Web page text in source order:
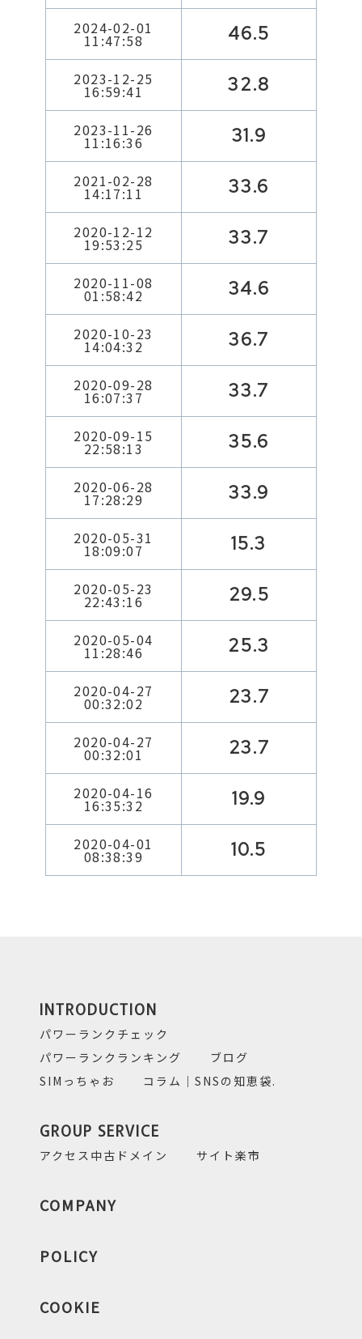
2024-02-01
11:47:58 46.5
2023-12-25
16:59:41 32.8
2023-11-26
11:16:36 31.9
2021-02-28
14:17:11 33.6
2020-12-12
19:53:25 33.7
2020-11-08
01:58:42 34.6
2020-10-23
14:04:32 36.7
2020-09-28
16:07:37 33.7
2020-09-15
22:58:13 35.6
2020-06-28
17:28:29 33.9
2020-05-31
18:09:07 15.3
2020-05-23
22:43:16 29.5
2020-05-04
11:28:46 25.3
2020-04-27
00:32:02 23.7
2020-04-27
00:32:01 23.7
2020-04-16
16:35:32 19.9
2020-04-01
08:38:39 10.5
INTRODUCTION
パワーランクチェック
パワーランクランキング
ブログ
SIMっちゃお
コラム｜SNSの知恵袋.
GROUP SERVICE
アクセス中古ドメイン サイト楽市
COMPANY
POLICY
COOKIE